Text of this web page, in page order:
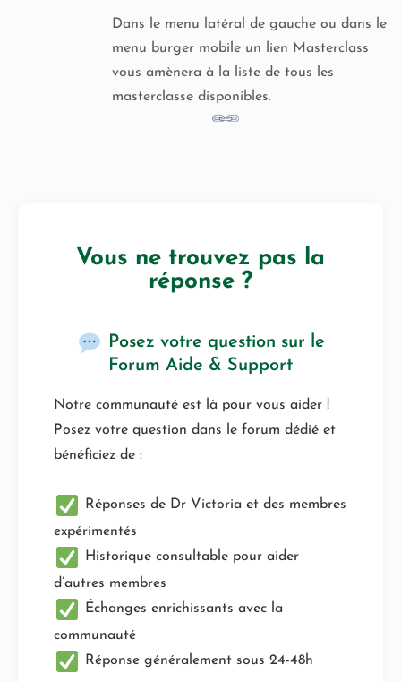
Dans le menu latéral de gauche ou dans le
menu burger mobile un lien Masterclass
vous amènera à la liste de tous les
masterclasse disponibles.
Vous ne trouvez pas la
réponse ?
Posez votre question sur le
Forum Aide & Support
Notre communauté est là pour vous aider !
Posez votre question dans le forum dédié et
bénéficiez de :
Réponses de Dr Victoria et des membres
expérimentés
Historique consultable pour aider
d’autres membres
Échanges enrichissants avec la
communauté
Réponse généralement sous 24-48h